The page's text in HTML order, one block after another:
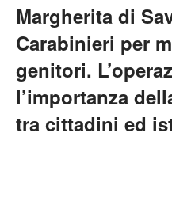
Margherita di
Carabinieri per
genitori.
l’importanza
tra cittadini ed